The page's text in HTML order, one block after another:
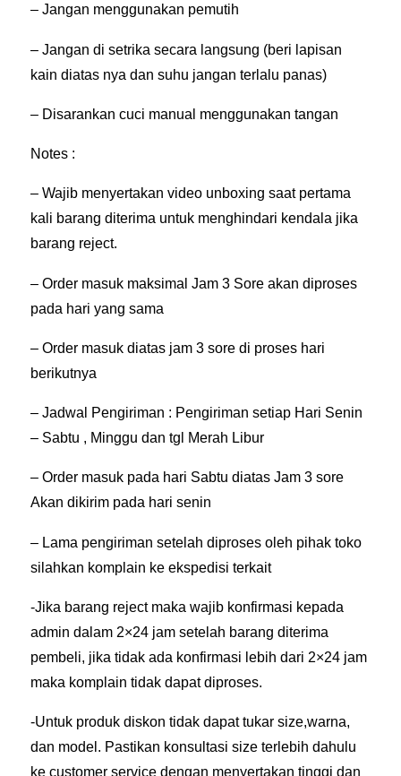
T
M
a
t
i
– Jangan menggunakan pemutih
– Jangan di setrika secara langsung (beri lapisan
kain diatas nya dan suhu jangan terlalu panas)
– Disarankan cuci manual menggunakan tangan
Notes :
– Wajib menyertakan video unboxing saat pertama
kali barang diterima untuk menghindari kendala jika
barang reject.
– Order masuk maksimal Jam 3 Sore akan diproses
pada hari yang sama
– Order masuk diatas jam 3 sore di proses hari
berikutnya
– Jadwal Pengiriman : Pengiriman setiap Hari Senin
– Sabtu , Minggu dan tgl Merah Libur
– Order masuk pada hari Sabtu diatas Jam 3 sore
Akan dikirim pada hari senin
– Lama pengiriman setelah diproses oleh pihak toko
silahkan komplain ke ekspedisi terkait
-Jika barang reject maka wajib konfirmasi kepada
admin dalam 2×24 jam setelah barang diterima
pembeli, jika tidak ada konfirmasi lebih dari 2×24 jam
maka komplain tidak dapat diproses.
-Untuk produk diskon tidak dapat tukar size,warna,
dan model. Pastikan konsultasi size terlebih dahulu
ke customer service dengan menyertakan tinggi dan